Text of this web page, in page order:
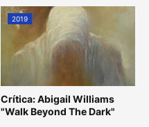
2019
Crítica: Abigail Williams
"Walk Beyond The Dark"